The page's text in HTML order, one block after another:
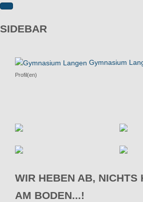
SIDEBAR
Gymnasium
Profil(en)
WIR HEBEN AB, NICHTS
AM BODEN...!